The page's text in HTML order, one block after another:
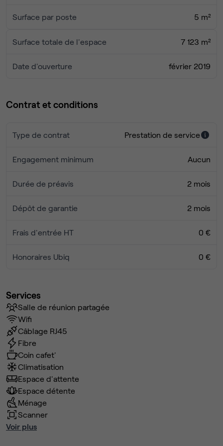
Surface par poste 5 m²
Surface totale de l'espace 7 123 m²
Date d'ouverture février 2019
Contrat et conditions
Type de contrat Prestation de service
Engagement minimum Aucun
Durée de préavis 2 mois
Dépôt de garantie 2 mois
Frais d'entrée HT 0 €
Honoraires Ubiq 0 €
Services
Salle de réunion partagée
Wifi
Câblage RJ45
Fibre
Coin cafet'
Climatisation
Espace d'attente
Espace détente
Ménage
Scanner
Voir plus